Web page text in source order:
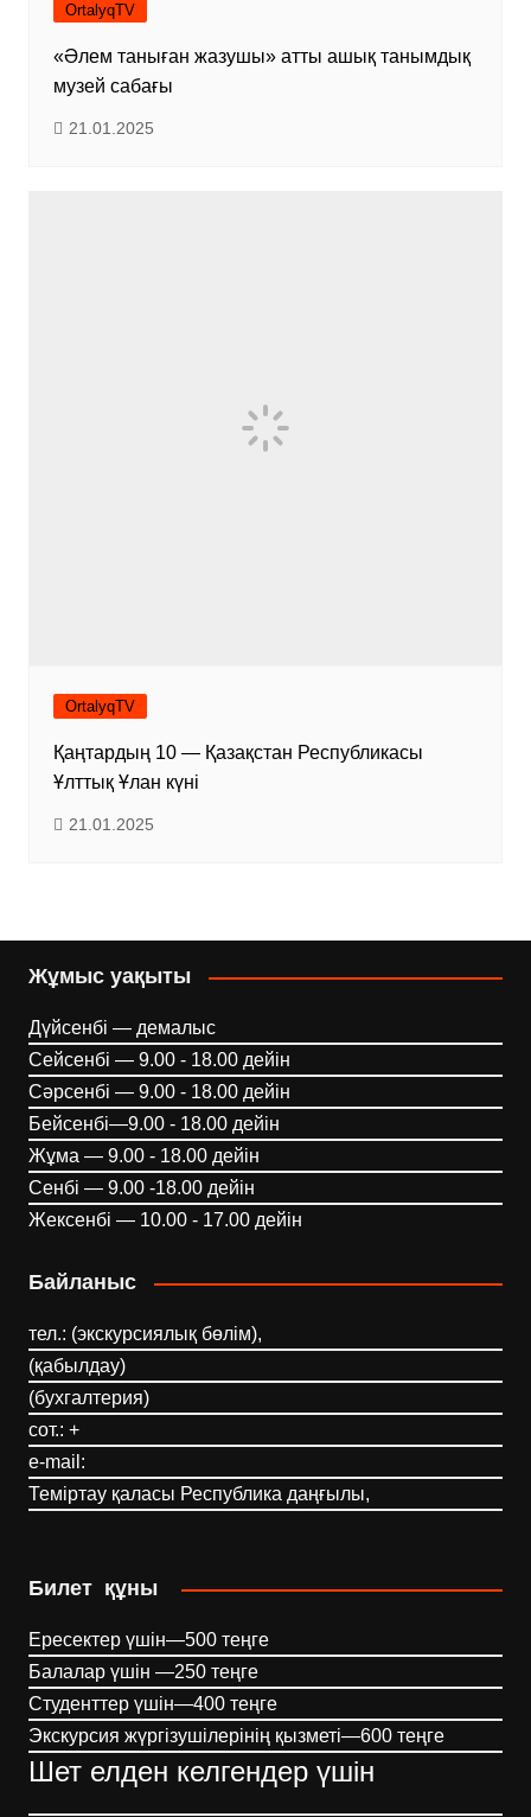
OrtalyqTV
«Әлем таныған жазушы» атты ашық танымдық
музей сабағы
21.01.2025
OrtalyqTV
Қаңтардың 10 — Қазақстан Республикасы
Ұлттық Ұлан күні
21.01.2025
Жұмыс уақыты
Дүйсенбі — демалыс
Сейсенбі — 9.00 - 18.00 дейін
Сәрсенбі — 9.00 - 18.00 дейін
Бейсенбі—9.00 - 18.00 дейін
Жұма — 9.00 - 18.00 дейін
Сенбі — 9.00 -18.00 дейін
Жексенбі — 10.00 - 17.00 дейін
Байланыс
тел.: (экскурсиялық бөлім),
(қабылдау)
(бухгалтерия)
сот.: +
e-mail:
Теміртау қаласы Республика даңғылы,
Билет құны
Ересектер үшін—500 теңге
Балалар үшін —250 теңге
Студенттер үшін—400 теңге
Экскурсия жүргізушілерінің қызметі—600 теңге
Шет елден келгендер үшін